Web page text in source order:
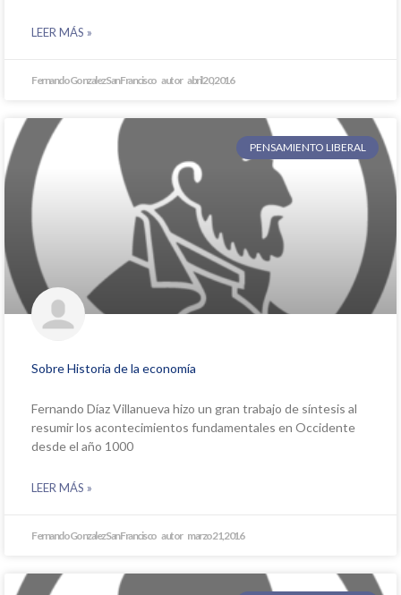
LEER MÁS »
Fernando Gonzalez San Francisco abril 20, 2016
PENSAMIENTO LIBERAL
Sobre Historia de la economía
Fernando Díaz Villanueva hizo un gran trabajo de síntesis al
resumir los acontecimientos fundamentales en Occidente
desde el año 1000
LEER MÁS »
Fernando Gonzalez San Francisco marzo 21, 2016